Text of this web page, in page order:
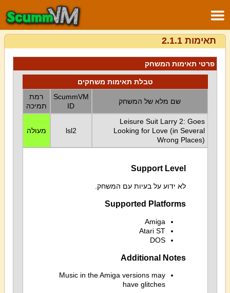
תאימות 2.1.1
פרטי תאימות המשחק
טבלת תאימות משחקים
שם מלא של המשחק
ScummVM
ID
רמת
תמיכה
Leisure Suit Larry 2: Goes
Looking for Love (in Several
Wrong Places)
lsl2 מעולה
Support Level
לא ידוע על בעיות עם המשחק.
Supported Platforms
Amiga
Atari ST
DOS
Additional Notes
Music in the Amiga versions may
have glitches